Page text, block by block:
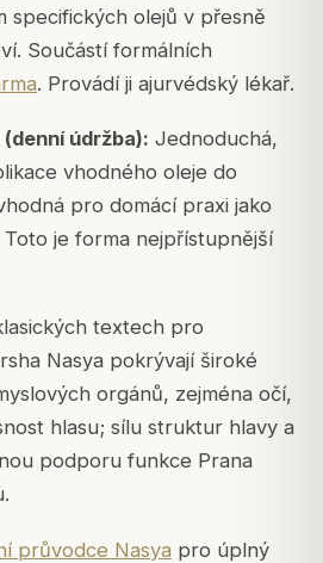
specifických olejů v přesně
Součástí formálních
. Provádí ji ajurvédský lékař.
údržba): Jednoduchá,
vhodného oleje do
pro domácí praxi jako
Toto je forma nejpřístupnější
textech pro
Nasya pokrývají široké
orgánů, zejména očí,
hlasu; sílu struktur hlavy a
podporu funkce Prana
průvodce Nasya pro úplný